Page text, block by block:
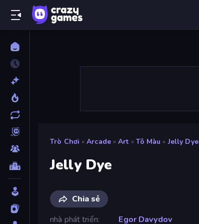
Trò Chơi » Arcade » Art » Tô Màu » Jelly Dye
Jelly Dye
Chia sẻ
nhà phát triển
Egor Davydov